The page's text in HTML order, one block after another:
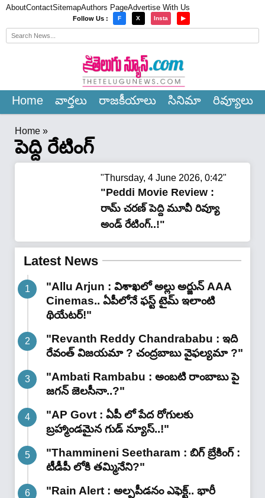
AboutContactSitemapAuthors PageAdvertise With Us
Follow Us : F X Insta ▶
Home వార్త‌లు రాజ‌కీయాలు సినిమా రివ్యూలు
Home »
పెద్ది రేటింగ్
"Thursday, 4 June 2026, 0:42"
"Peddi Movie Review :
రామ్ చరణ్ పెద్ది మూవీ రివ్యూ
అండ్ రేటింగ్‌..!"
Latest News
"Allu Arjun : విశాఖలో అల్లు అర్జున్ AAA
Cinemas.. ఏపీలోనే ఫస్ట్ టైమ్ ఇలాంటి
థియేటర్!"
"Revanth Reddy Chandrababu : ఇది
రేవంత్ విజయమా ? చంద్రబాబు వైఫల్యమా ?"
"Ambati Rambabu : అంబటి రాంబాబు పై
జగన్ జెలసీనా..?"
"AP Govt : ఏపీ లో పేద రోగులకు
బ్రహ్మాండమైన గుడ్ న్యూస్..!"
"Thammineni Seetharam : బిగ్ బ్రేకింగ్ :
టీడీపీ లోకి తమ్మినేని?"
"Rain Alert : అల్పపీడనం ఎఫెక్ట్.. భారీ